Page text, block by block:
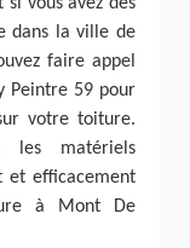
vous avez des
dans la ville de
faire appel
Peintre 59 pour
votre toiture.
les matériels
et efficacement
à Mont De